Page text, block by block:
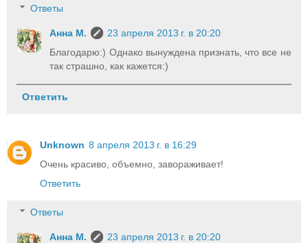
Ответы
Анна М.
23 апреля 2013 г. в 20:20
Благодарю:) Однако вынуждена признать, что все не
так страшно, как кажется:)
Ответить
Unknown 8 апреля 2013 г. в 16:29
Очень красиво, объемно, завораживает!
Ответить
Ответы
Анна М.
23 апреля 2013 г. в 20:20